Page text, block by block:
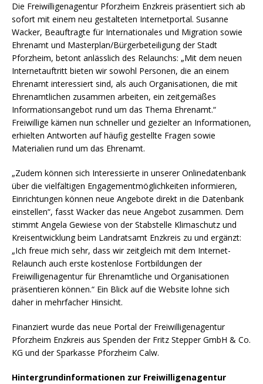
Die Freiwilligenagentur Pforzheim Enzkreis präsentiert sich ab
sofort mit einem neu gestalteten Internetportal. Susanne
Wacker, Beauftragte für Internationales und Migration sowie
Ehrenamt und Masterplan/Bürgerbeteiligung der Stadt
Pforzheim, betont anlässlich des Relaunchs: „Mit dem neuen
Internetauftritt bieten wir sowohl Personen, die an einem
Ehrenamt interessiert sind, als auch Organisationen, die mit
Ehrenamtlichen zusammen arbeiten, ein zeitgemäßes
Informationsangebot rund um das Thema Ehrenamt.“
Freiwillige kämen nun schneller und gezielter an Informationen,
erhielten Antworten auf häufig gestellte Fragen sowie
Materialien rund um das Ehrenamt.
„Zudem können sich Interessierte in unserer Onlinedatenbank
über die vielfältigen Engagementmöglichkeiten informieren,
Einrichtungen können neue Angebote direkt in die Datenbank
einstellen“, fasst Wacker das neue Angebot zusammen. Dem
stimmt Angela Gewiese von der Stabstelle Klimaschutz und
Kreisentwicklung beim Landratsamt Enzkreis zu und ergänzt:
„Ich freue mich sehr, dass wir zeitgleich mit dem Internet-
Relaunch auch erste kostenlose Fortbildungen der
Freiwilligenagentur für Ehrenamtliche und Organisationen
präsentieren können.“ Ein Blick auf die Website lohne sich
daher in mehrfacher Hinsicht.
Finanziert wurde das neue Portal der Freiwilligenagentur
Pforzheim Enzkreis aus Spenden der Fritz Stepper GmbH & Co.
KG und der Sparkasse Pforzheim Calw.
Hintergrundinformationen zur Freiwilligenagentur